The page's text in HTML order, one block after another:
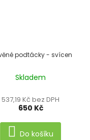
Dřevěné podtácky - svícen
Skladem
537,19 Kč bez DPH
650 Kč
Do košíku